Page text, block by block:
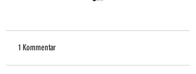
Sommercamp 2026
1 Kommentar